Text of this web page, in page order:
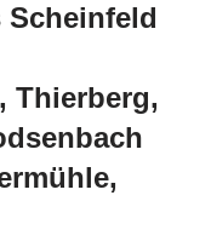
Scheinfeld
Thierberg,